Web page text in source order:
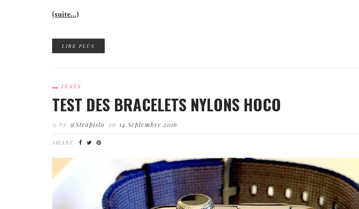
(suite…)
LIRE PLUS
TESTS
TEST DES BRACELETS NYLONS HOCO
by @Strapisto on 14 Septembre 2016
SHARE